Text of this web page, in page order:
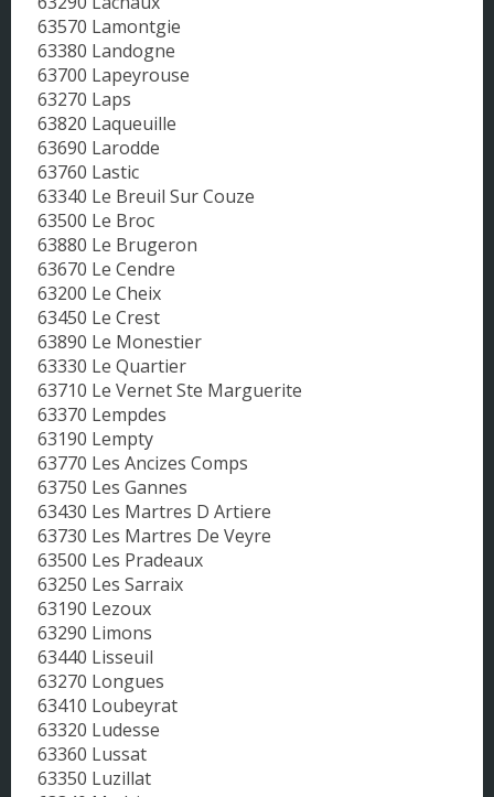
63570 Lamontgie
63380 Landogne
63700 Lapeyrouse
63270 Laps
63820 Laqueuille
63690 Larodde
63760 Lastic
63340 Le Breuil Sur Couze
63500 Le Broc
63880 Le Brugeron
63670 Le Cendre
63200 Le Cheix
63450 Le Crest
63890 Le Monestier
63330 Le Quartier
63710 Le Vernet Ste Marguerite
63370 Lempdes
63190 Lempty
63770 Les Ancizes Comps
63750 Les Gannes
63430 Les Martres D Artiere
63730 Les Martres De Veyre
63500 Les Pradeaux
63250 Les Sarraix
63190 Lezoux
63290 Limons
63440 Lisseuil
63270 Longues
63410 Loubeyrat
63320 Ludesse
63360 Lussat
63350 Luzillat